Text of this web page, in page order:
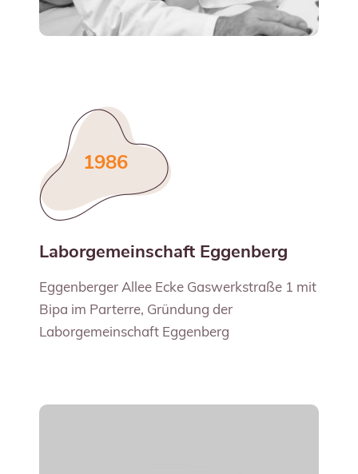
1986
Laborgemeinschaft Eggenberg
Eggenberger Allee Ecke Gaswerkstraße 1 mit
Bipa im Parterre, Gründung der
Laborgemeinschaft Eggenberg